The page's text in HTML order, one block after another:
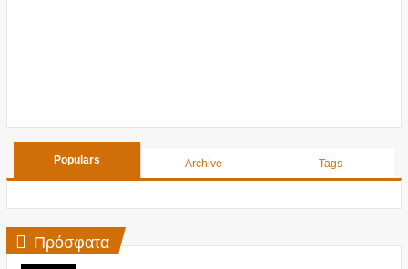
Populars Archive Tags
Πρόσφατα